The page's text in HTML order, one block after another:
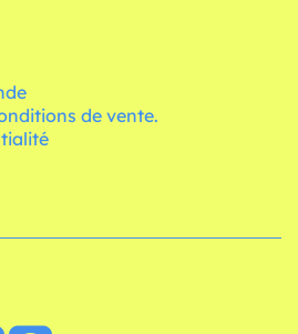
de vente.